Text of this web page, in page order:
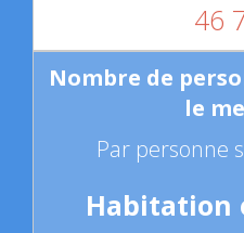
46
Par personne